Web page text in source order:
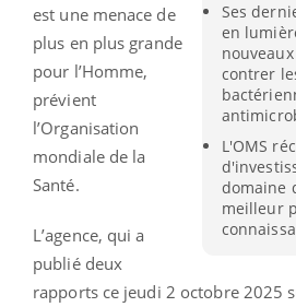
Ses
en
contrer
L'OMS
domaine
meilleur
est une menace de
plus en plus grande
pour l’Homme,
prévient
l’Organisation
mondiale de la
Santé.
L’agence, qui a
publié deux
rapports ce jeudi 2 octobre 2025